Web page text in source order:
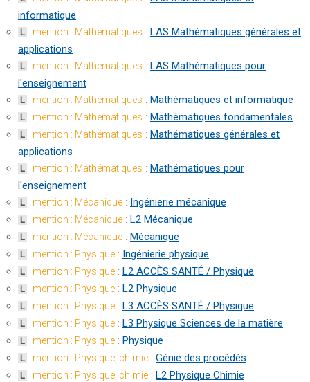
informatique
L mention : Mathématiques : LAS Mathématiques générales et
applications
L mention : Mathématiques : LAS Mathématiques pour
l'enseignement
L mention : Mathématiques : Mathématiques et informatique
L mention : Mathématiques : Mathématiques fondamentales
L mention : Mathématiques : Mathématiques générales et
applications
L mention : Mathématiques : Mathématiques pour
l'enseignement
L mention : Mécanique : Ingénierie mécanique
L mention : Mécanique : L2 Mécanique
L mention : Mécanique : Mécanique
L mention : Physique : Ingénierie physique
L mention : Physique : L2 ACCÈS SANTÉ / Physique
L mention : Physique : L2 Physique
L mention : Physique : L3 ACCÈS SANTÉ / Physique
L mention : Physique : L3 Physique Sciences de la matière
L mention : Physique : Physique
L mention : Physique, chimie : Génie des procédés
L mention : Physique, chimie : L2 Physique Chimie